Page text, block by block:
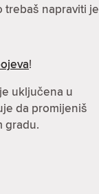
trebaš napraviti je
!
uključena u
da promijeniš
gradu.